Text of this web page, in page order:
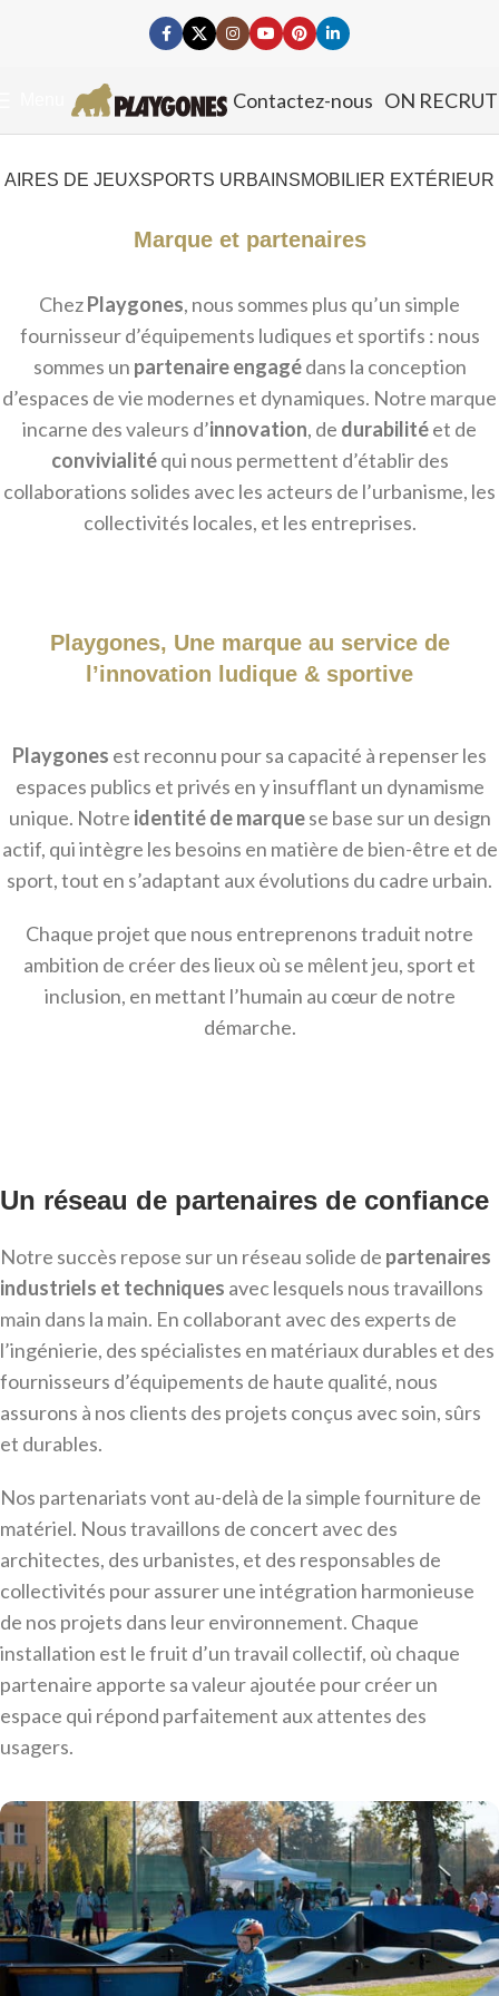
Contactez-nous ON
AIRES DE JEUXSPORTS URBAINSMOBILIER EXTÉRIEUR
Marque et partenaires
ChezPlaygones, nous sommes plus qu’un simple
fournisseur d’équipements ludiques et sportifs : nous
sommes un partenaire engagédans la conception
d’espaces de vie modernes et dynamiques. Notre marque
incarne des valeurs d’innovation, de durabilitéet de
convivialitéqui nous permettent d’établir des
collaborations solides avec les acteurs de l’urbanisme, les
collectivités locales, et les entreprises.
Playgones, Une marque au service de
l’innovation ludique & sportive
Playgones est reconnu pour sa capacité à repenser les
espaces publics et privés en y insufflant un dynamisme
unique. Notre identité de marquese base sur un design
actif, qui intègre les besoins en matière de bien-être et de
sport, tout en s’adaptant aux évolutions du cadre urbain.
Chaque projet que nous entreprenons traduit notre
ambition de créer des lieux où se mêlent jeu, sport et
inclusion, en mettant l’humain au cœur de notre
démarche.
Un réseau de partenaires de confiance
Notre succès repose sur un réseau solide de partenaires
industriels et techniques avec lesquels nous travaillons
main dans la main. En collaborant avec des experts de
l’ingénierie, des spécialistes en matériaux durables et des
fournisseurs d’équipements de haute qualité, nous
assurons à nos clients des projets conçus avec soin, sûrs
et durables.
Nos partenariats vont au-delà de la simple fourniture de
matériel. Nous travaillons de concert avec des
architectes, des urbanistes, et des responsables de
collectivités pour assurer une intégration harmonieuse
de nos projets dans leur environnement. Chaque
installation est le fruit d’un travail collectif, où chaque
partenaire apporte sa valeur ajoutée pour créer un
espace qui répond parfaitement aux attentes des
usagers.